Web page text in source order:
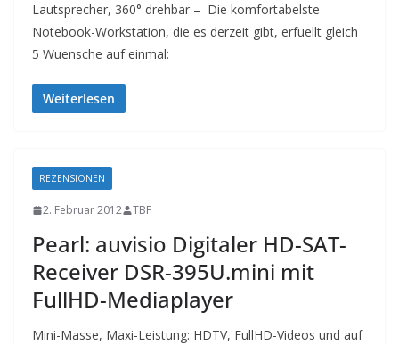
Lautsprecher, 360° drehbar – Die komfortabelste
Notebook-Workstation, die es derzeit gibt, erfuellt gleich
5 Wuensche auf einmal:
Weiterlesen
REZENSIONEN
2. Februar 2012 TBF
Pearl: auvisio Digitaler HD-SAT-
Receiver DSR-395U.mini mit
FullHD-Mediaplayer
Mini-Masse, Maxi-Leistung: HDTV, FullHD-Videos und auf